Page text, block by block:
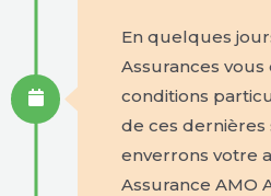
En quelques
Assurances vous
conditions
de ces dernières
enverrons votre
Assurance AMO